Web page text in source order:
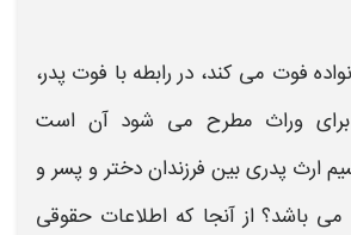
فوت می کند، در رابطه با فوت پدر،
برای وراث مطرح می شود آن است
ارث پدری بين فرزندان دختر و پسر و
باشد؟ از آنجا که اطلاعات حقوقی